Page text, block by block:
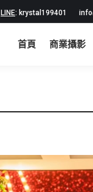
LINE: krystal199401
首頁 商業攝影